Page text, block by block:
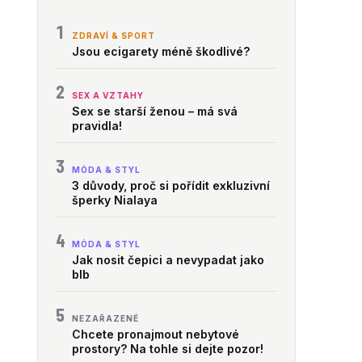
1 ZDRAVÍ & SPORT
Jsou ecigarety méně škodlivé?
2 SEX A VZTAHY
Sex se starší ženou – má svá
pravidla!
3 MÓDA & STYL
3 důvody, proč si pořídit exkluzivní
šperky Nialaya
4 MÓDA & STYL
Jak nosit čepici a nevypadat jako
blb
5 NEZAŘAZENÉ
Chcete pronajmout nebytové
prostory? Na tohle si dejte pozor!